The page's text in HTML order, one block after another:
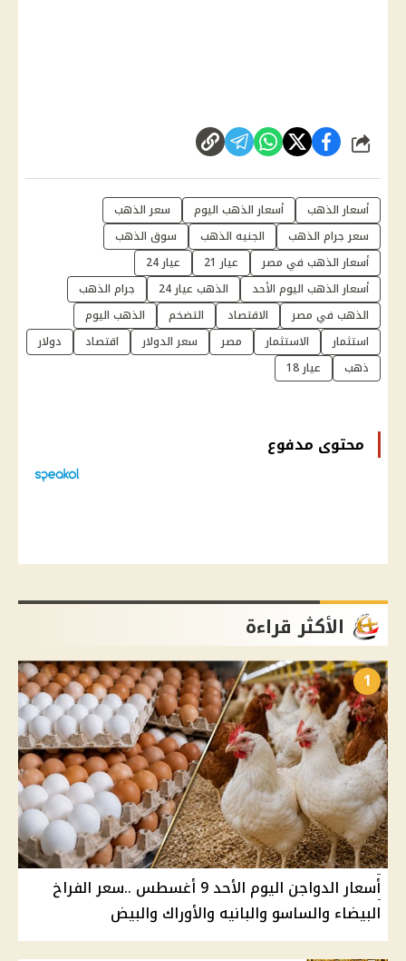
شارك
أسعار الذهب أسعار الذهب اليوم
سعر الذهب
سعر جرام الذهب
الجنيه الذهب
سوق الذهب
أسعار الذهب في مصر
عيار 21
عيار 24
أسعار الذهب اليوم الأحد
الذهب عيار 24
جرام الذهب
الذهب في مصر
الاقتصاد التضخم
الذهب اليوم
استثمار
الاستثمار مصر سعر الدولار اقتصاد
دولار
ذهب
عيار 18
محتوى مدفوع
الأكثر قراءة
1
أسعار الدواجن اليوم الأحد 9 أغسطس ..سعر الفراخ
البيضاء والساسو والبانيه والأوراك والبيض